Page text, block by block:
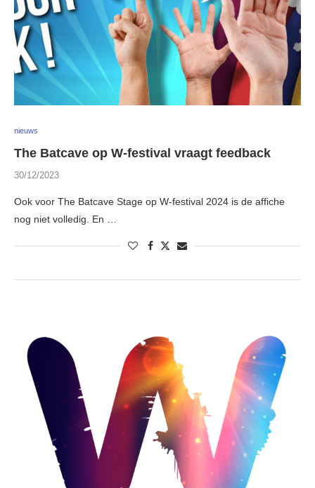
nieuws
The Batcave op W-festival vraagt feedback
30/12/2023
Ook voor The Batcave Stage op W-festival 2024 is de affiche
nog niet volledig. En …